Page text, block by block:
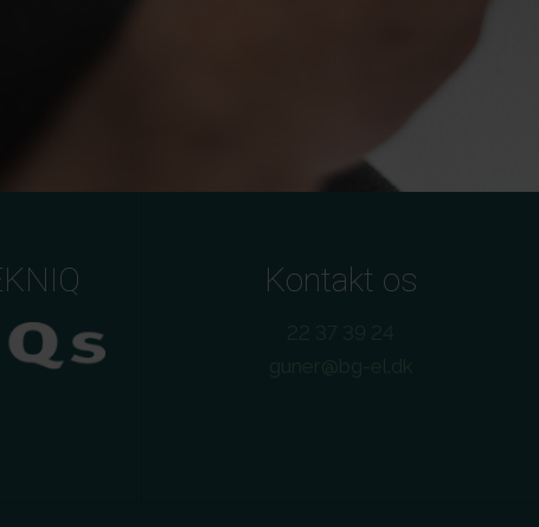
Kontakt os